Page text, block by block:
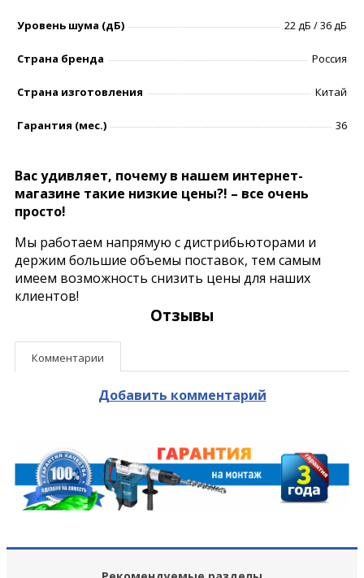
Уровень шумa (дБ) 22 дБ / 36 дБ
Страна бренда Россия
Страна изготовления Китай
Гарантия (мес.) 36
Вас удивляет, почему в нашем интернет-
магазине такие низкие цены?! – все очень
просто!
Мы работаем напрямую с дистрибьюторами и
держим большие объемы поставок, тем самым
имеем возможность снизить цены для наших
клиентов!
Отзывы
Комментарии
Добавить комментарий